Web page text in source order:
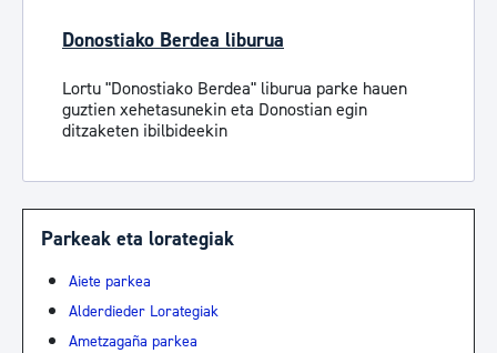
Donostiako Berdea liburua
Lortu "Donostiako Berdea" liburua parke hauen
guztien xehetasunekin eta Donostian egin
ditzaketen ibilbideekin
Parkeak eta lorategiak
Aiete parkea
Alderdieder Lorategiak
Ametzagaña parkea